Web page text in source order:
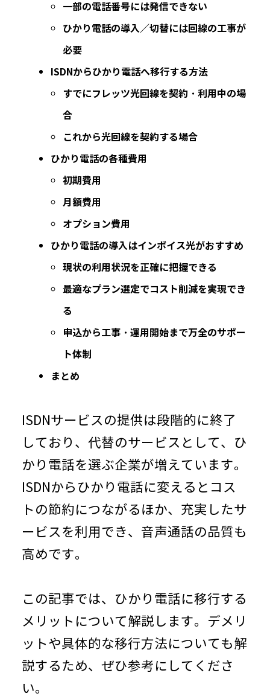
一部の電話番号には発信できない
ひかり電話の導入／切替には回線の工事が
必要
ISDNからひかり電話へ移行する方法
すでにフレッツ光回線を契約・利用中の場
合
これから光回線を契約する場合
ひかり電話の各種費用
初期費用
月額費用
オプション費用
ひかり電話の導入はインボイス光がおすすめ
現状の利用状況を正確に把握できる
最適なプラン選定でコスト削減を実現でき
る
申込から工事・運用開始まで万全のサポー
ト体制
まとめ
ISDNサービスの提供は段階的に終了
しており、代替のサービスとして、ひ
かり電話を選ぶ企業が増えています。
ISDNからひかり電話に変えるとコス
トの節約につながるほか、充実したサ
ービスを利用でき、音声通話の品質も
高めです。
この記事では、ひかり電話に移行する
メリットについて解説します。デメリ
ットや具体的な移行方法についても解
説するため、ぜひ参考にしてくださ
い。